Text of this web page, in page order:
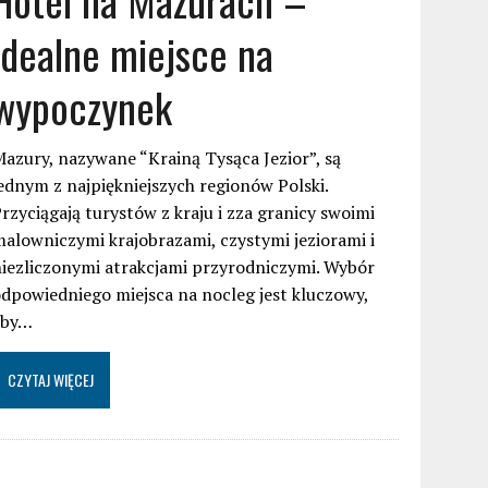
miejsce na
nazywane “Krainą Tysąca Jezior”, są
z najpiękniejszych regionów Polski.
turystów z kraju i zza granicy swoimi
krajobrazami, czystymi jeziorami i
atrakcjami przyrodniczymi. Wybór
miejsca na nocleg jest kluczowy,
CZYTAJ WIĘCEJ